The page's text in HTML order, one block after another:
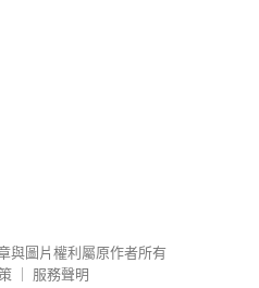
與圖片權利屬原作者所有
服務聲明